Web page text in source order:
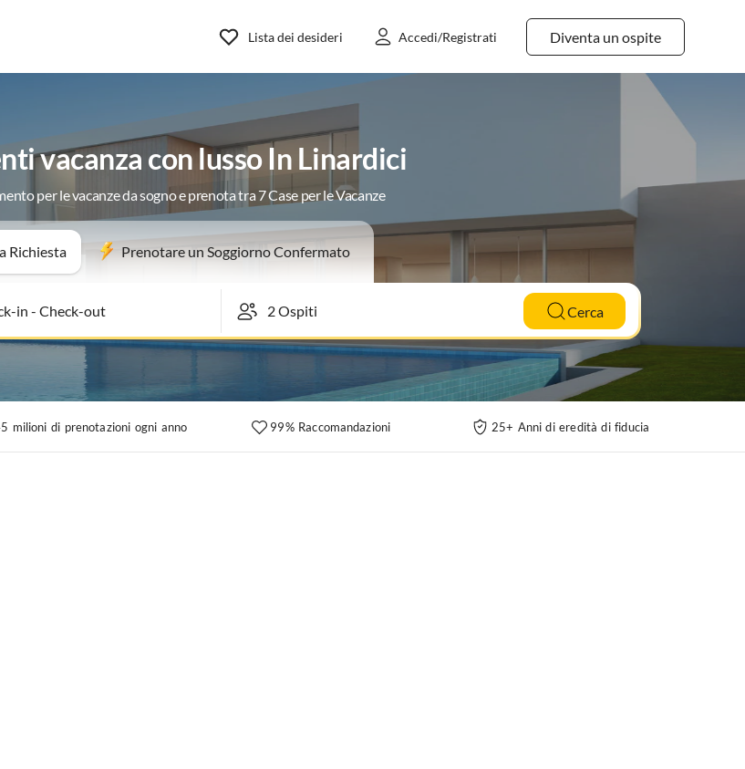
Diventa un ospite
Lista dei desideri Accedi/Registrati
vacanza con lusso In Linardici
per le vacanze da sogno e prenota tra 7 Case per le Vacanze
Richiesta Prenotare un Soggiorno Confermato
in- Check-out Cerca
milioni di prenotazioni ogni anno 99% Raccomandazioni 25+ Anni di eredità di fiducia